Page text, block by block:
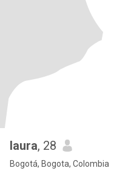
laura, 28
Bogotá, Bogota, Colombia